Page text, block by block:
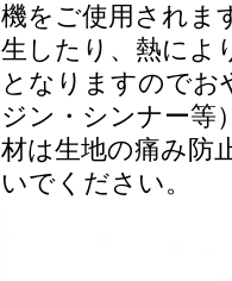
機をご使用されま
生したり、熱に
となりますのでお
ジン・シンナー等
材は生地の痛み防
いでください。